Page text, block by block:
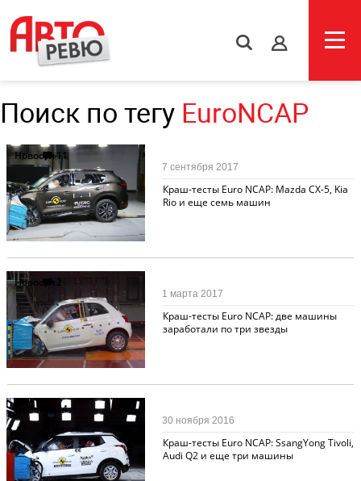
s
Поиск по тегу EuroNCAP
Новости11
Краш-тесты Euro NCAP: Mazda CX-5, Kia
Rio и еще семь машин
7 сентября 2017
Новости 2
Краш-тесты Euro NCAP: две машины
заработали по три звезды
1 марта 2017
Новости 34
Краш-тесты Euro NCAP: SsangYong Tivoli,
Audi Q2 и еще три машины
30 ноября 2016